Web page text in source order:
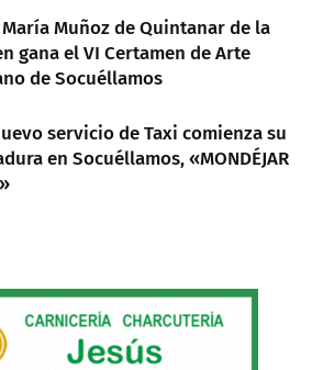
María Muñoz de Quintanar de la
gana el VI Certamen de Arte
de Socuéllamos
servicio de Taxi comienza su
en Socuéllamos, «MONDÉJAR